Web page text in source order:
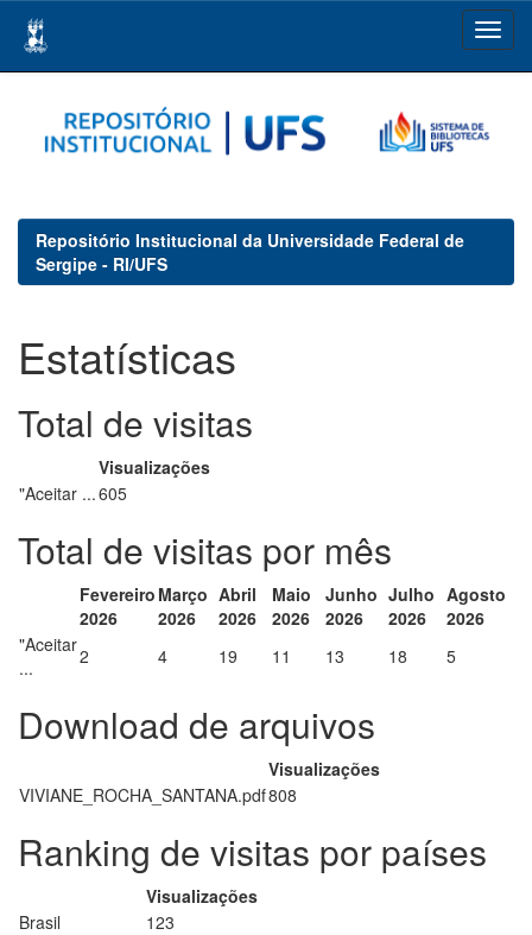
navigation
Repositório Institucional da Universidade Federal de
Sergipe - RI/UFS
Estatísticas
Total de visitas
Visualizações
"Aceitar ...605
Total de visitas por mês
Fevereiro
2026
Março
2026
Abril
2026
Maio
2026
Junho
2026
Julho
2026
Agosto
2026
"Aceitar
...
2 4 19 11 13 18 5
Download de arquivos
Visualizações
VIVIANE_ROCHA_SANTANA.pdf808
Ranking de visitas por países
Visualizações
Brasil
123